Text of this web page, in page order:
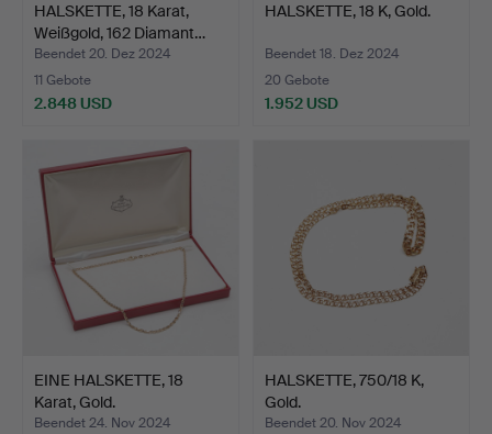
HALSKETTE, 18 Karat,
Weißgold, 162 Diamant…
Beendet 20. Dez 2024
11 Gebote
2.848 USD
HALSKETTE, 18 K, Gold.
Beendet 18. Dez 2024
20 Gebote
1.952 USD
EINE HALSKETTE, 18
Karat, Gold.
Beendet 24. Nov 2024
HALSKETTE, 750/18 K,
Gold.
Beendet 20. Nov 2024